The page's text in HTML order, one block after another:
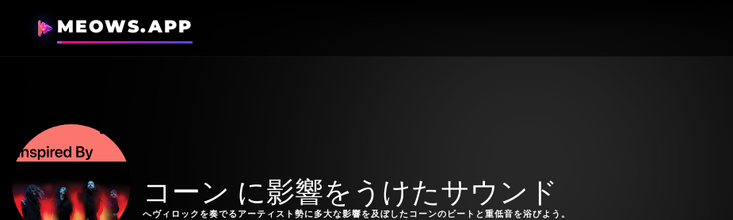
MEOWS.APP
コーン に影響をうけたサウンド
へヴィロックを奏でるアーティスト勢に多大な影響を及ぼしたコーンのビートと重低音を浴びよう。